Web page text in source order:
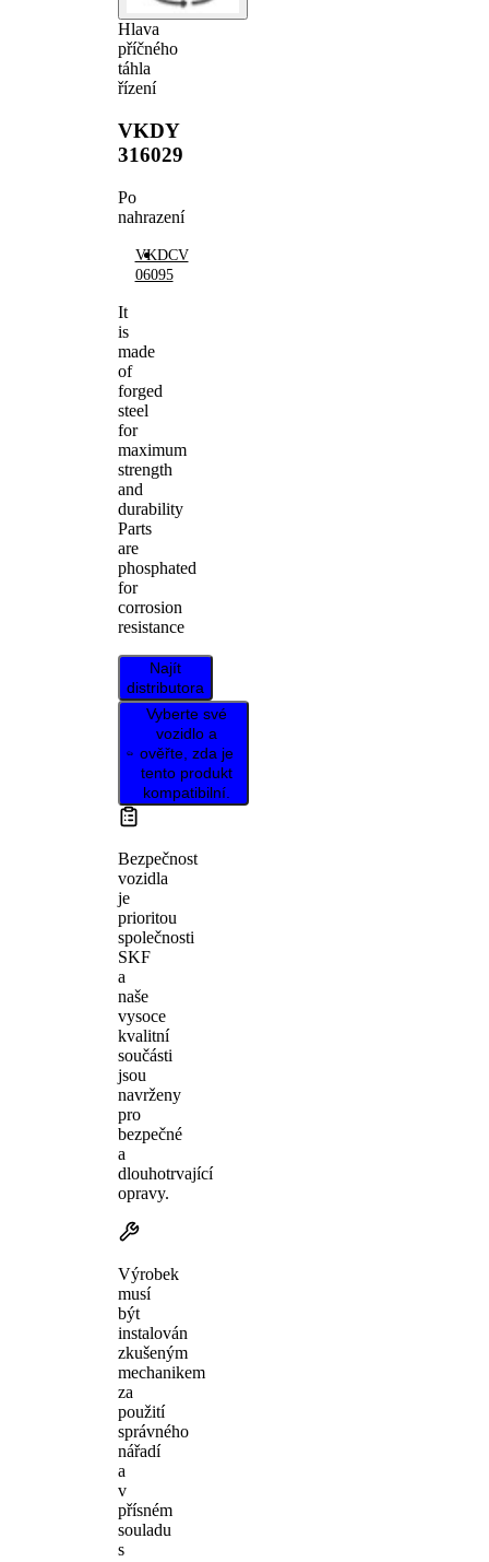
Hlava
příčného
táhla
řízení
VKDY
316029
Po
nahrazení
VKDCV
06095
It
is
made
of
forged
steel
for
maximum
strength
and
durability
Parts
are
phosphated
for
corrosion
resistance
Najít
distributora
Vyberte své
vozidlo a
ověřte, zda je
tento produkt
kompatibilní.
Bezpečnost
vozidla
je
prioritou
společnosti
SKF
a
naše
vysoce
kvalitní
součásti
jsou
navrženy
pro
bezpečné
a
dlouhotrvající
opravy.
Výrobek
musí
být
instalován
zkušeným
mechanikem
za
použití
správného
nářadí
a
v
přísném
souladu
s